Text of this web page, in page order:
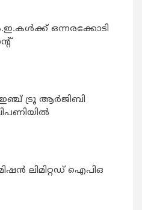
ഒന്നരക്കോടി
ട്രൂ ആർജിബി
ലിമിറ്റഡ് ഐപിഒ